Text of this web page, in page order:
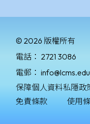
© 2026 版權所有
電話： 2721 3086
電郵：
保障個人資料私隱政
免責條款
使用